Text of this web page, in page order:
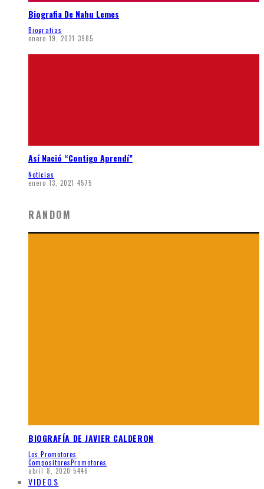
Biografia De Nahu Lemes
Biografias
enero 19, 2021 3985
Así Nació “Contigo Aprendí”
Noticias
enero 13, 2021 4575
RANDOM
BIOGRAFÍA DE JAVIER CALDERON
Los Promotores
CompositoresPromotores
abril 8, 2020 5446
VIDEOS